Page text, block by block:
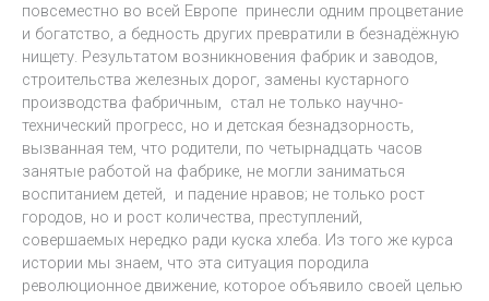
повсеместно во всей Европе принесли одним процветание
и богатство, а бедность других превратили в безнадёжную
нищету. Результатом возникновения фабрик и заводов,
строительства железных дорог, замены кустарного
производства фабричным, стал не только научно-
технический прогресс, но и детская безнадзорность,
вызванная тем, что родители, по четырнадцать часов
занятые работой на фабрике, не могли заниматься
воспитанием детей, и падение нравов; не только рост
городов, но и рост количества, преступлений,
совершаемых нередко ради куска хлеба. Из того же курса
истории мы знаем, что эта ситуация породила
революционное движение, которое объявило своей целью